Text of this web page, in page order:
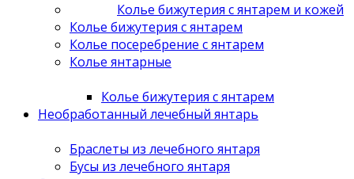
Колье бижутерия с янтарем и кожей
Колье бижутерия с янтарем
Колье посеребрение с янтарем
Колье янтарные
Колье бижутерия с янтарем
Необработанный лечебный янтарь
Браслеты из лечебного янтаря
Бусы из лечебного янтаря